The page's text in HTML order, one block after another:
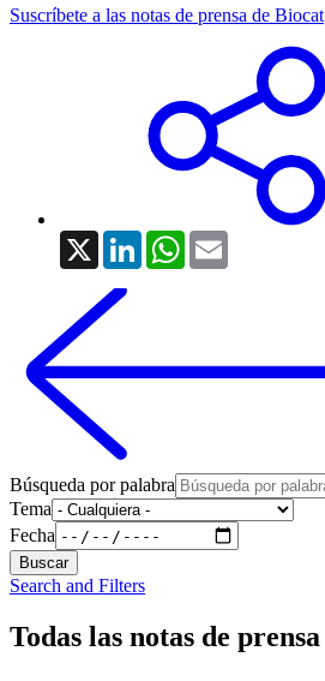
Suscríbete a las notas de prensa de Biocat
X LinkedInWhatsApp
Búsqueda por palabra
Tema
Fecha
Search and Filters
Todas las notas de prensa